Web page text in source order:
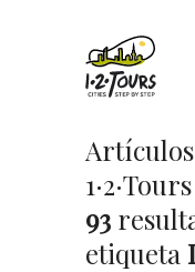
93
etiqueta